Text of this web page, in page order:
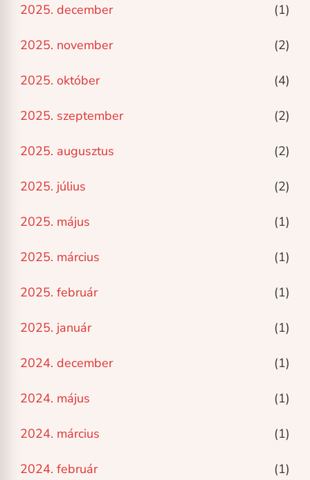
2025. december (1)
2025. november (2)
2025. október (4)
2025. szeptember (2)
2025. augusztus (2)
2025. július (2)
2025. május (1)
2025. március (1)
2025. február (1)
2025. január (1)
2024. december (1)
2024. május (1)
2024. március (1)
2024. február (1)